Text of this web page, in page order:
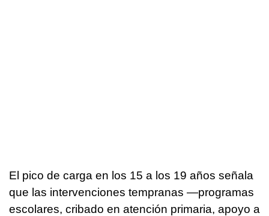
El pico de carga en los 15 a los 19 años señala
que las intervenciones tempranas —programas
escolares, cribado en atención primaria, apoyo a